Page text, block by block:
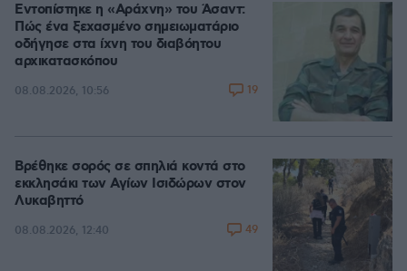
Εντοπίστηκε η «Αράχνη» του Άσαντ:
Πώς ένα ξεχασμένο σημειωματάριο
οδήγησε στα ίχνη του διαβόητου
αρχικατασκόπου
08.08.2026, 10:56 19
Βρέθηκε σορός σε σπηλιά κοντά στο
εκκλησάκι των Αγίων Ισιδώρων στον
Λυκαβηττό
08.08.2026, 12:40 49